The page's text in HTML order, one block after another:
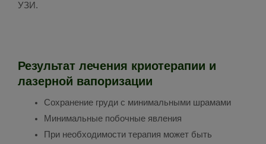
УЗИ.
Результат лечения криотерапии и
лазерной вапоризации
Сохранение груди с минимальными шрамами
Минимальные побочные явления
При необходимости терапия может быть